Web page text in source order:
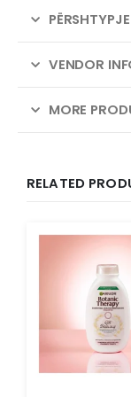
VENDOR
MORE
RELATED